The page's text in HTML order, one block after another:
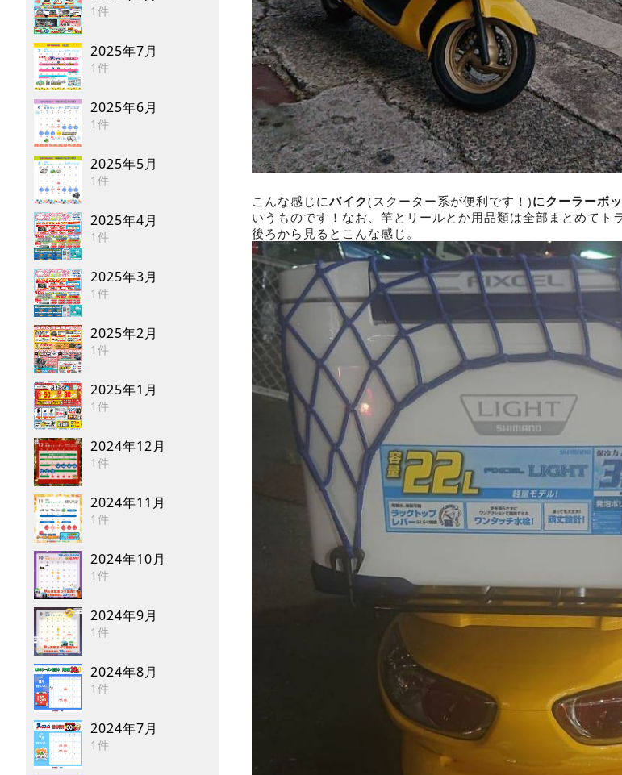
1件
2025年7月
1件
2025年6月
1件
2025年5月
1件
2025年4月
1件
2025年3月
1件
2025年2月
1件
2025年1月
1件
2024年12月
1件
2024年11月
1件
2024年10月
1件
2024年9月
1件
2024年8月
1件
2024年7月
1件
こんな感じにバイク(スクーター系が便利です！)にクーラーボ
いうものです！なお、竿とリールとか用品類は全部まとめてト
後ろから見るとこんな感じ。